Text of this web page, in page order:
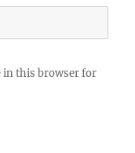
in this browser for